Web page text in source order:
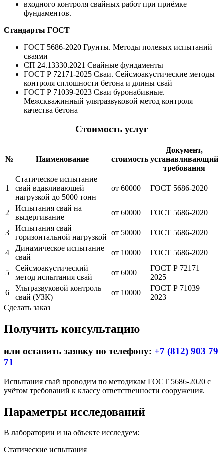
входного контроля свайных работ при приёмке
фундаментов.
Стандарты ГОСТ
ГОСТ 5686-2020 Грунты. Методы полевых испытаний
сваями
СП 24.13330.2021 Свайные фундаменты
ГОСТ Р 72171-2025 Сваи. Сейсмоакустические методы
контроля сплошности бетона и длины свай
ГОСТ Р 71039-2023 Сваи буронабивные.
Межскважинный ультразвуковой метод контроля
качества бетона
Стоимость услуг
№ Наименование стоимость
Документ,
устанавливающий
требования
1
Статическое испытание
свай вдавливающей
нагрузкой до 5000 тонн
от 60000 ГОСТ 5686-2020
2
Испытания свай на
выдергивание
от 60000 ГОСТ 5686-2020
3
Испытания свай
горизонтальной нагрузкой
от 50000 ГОСТ 5686-2020
4
Динамическое испытание
свай
от 10000 ГОСТ 5686-2020
5
Сейсмоакустический
метод испытания свай
от 6000
ГОСТ Р 72171—
2025
6
Ультразвуковой контроль
свай (УЗК)
от 10000
ГОСТ Р 71039—
2023
Сделать заказ
Получить консультацию
или оставить заявку по телефону: +7 (812) 903 79
71
Испытания свай проводим по методикам ГОСТ 5686-2020 с
учётом требований к классу ответственности сооружения.
Параметры исследований
В лаборатории и на объекте исследуем:
Статические испытания